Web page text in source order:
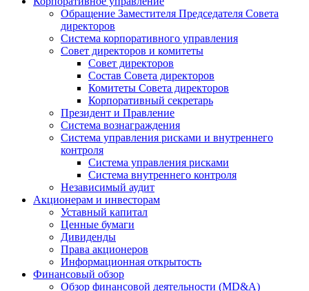
Обращение Заместителя Председателя Совета
директоров
Система корпоративного управления
Совет директоров и комитеты
Совет директоров
Состав Совета директоров
Комитеты Совета директоров
Корпоративный секретарь
Президент и Правление
Система вознаграждения
Система управления рисками и внутреннего
контроля
Система управления рисками
Система внутреннего контроля
Независимый аудит
Акционерам и инвесторам
Уставный капитал
Ценные бумаги
Дивиденды
Права акционеров
Информационная открытость
Финансовый обзор
Обзор финансовой деятельности (MD&A)